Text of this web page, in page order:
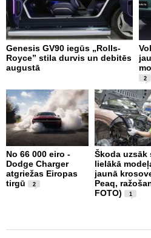
Genesis GV90 iegūs „Rolls-
Royce” stila durvis un debitēs
augustā
2
No 66 000 eiro -
Dodge Charger
atgriežas Eiropas
tirgū
2
Škoda uzsāk
lielākā
jaunā
Peaq,
FOTO)
1